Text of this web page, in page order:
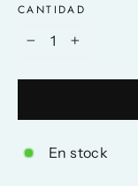
CANTIDAD
En stock